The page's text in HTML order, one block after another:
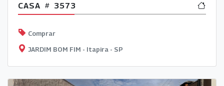
CASA 3573
Comprar
JARDIM BOM FIM - Itapira - SP